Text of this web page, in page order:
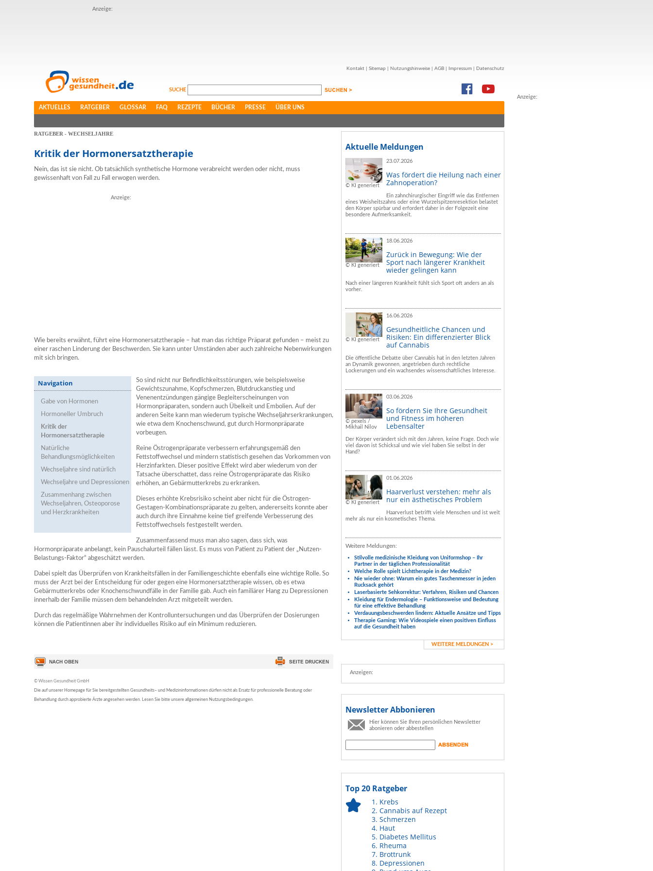
Anzeige:
Anzeige:
Kontakt Sitemap Nutzungshinweise AGB Impressum Datenschutz
SUCHE
AKTUELLES RATGEBER GLOSSAR FAQ REZEPTE BÜCHER PRESSE ÜBER UNS
RATGEBER - WECHSELJAHRE
Kritik der Hormonersatztherapie
Nein, das ist sie nicht. Ob tatsächlich synthetische Hormone verabreicht werden oder nicht, muss
gewissenhaft von Fall zu Fall erwogen werden.
Anzeige:
Wie bereits erwähnt, führt eine Hormonersatztherapie – hat man das richtige Präparat gefunden – meist zu
einer raschen Linderung der Beschwerden. Sie kann unter Umständen aber auch zahlreiche Nebenwirkungen
mit sich bringen.
Navigation
Gabe von Hormonen
Hormoneller Umbruch
Kritik der
Hormonersatztherapie
Natürliche
Behandlungsmöglichkeiten
Wechseljahre sind natürlich
Wechseljahre und Depressionen
Zusammenhang zwischen
Wechseljahren, Osteoporose
und Herzkrankheiten
So sind nicht nur Befindlichkeitsstörungen, wie beispielsweise
Gewichtszunahme, Kopfschmerzen, Blutdruckanstieg und
Venenentzündungen gängige Begleiterscheinungen von
Hormonpräparaten, sondern auch Übelkeit und Embolien. Auf der
anderen Seite kann man wiederum typische Wechseljahrserkrankungen,
wie etwa dem Knochenschwund, gut durch Hormonpräparate
vorbeugen.
Reine Östrogenpräparate verbessern erfahrungsgemäß den
Fettstoffwechsel und mindern statistisch gesehen das Vorkommen von
Herzinfarkten. Dieser positive Effekt wird aber wiederum von der
Tatsache überschattet, dass reine Östrogenpräparate das Risiko
erhöhen, an Gebärmutterkrebs zu erkranken.
Dieses erhöhte Krebsrisiko scheint aber nicht für die Östrogen-
Gestagen-Kombinationspräparate zu gelten, andererseits konnte aber
auch durch ihre Einnahme keine tief greifende Verbesserung des
Fettstoffwechsels festgestellt werden.
Zusammenfassend muss man also sagen, dass sich, was
Hormonpräparate anbelangt, kein Pauschalurteil fällen lässt. Es muss von Patient zu Patient der „Nutzen-
Belastungs-Faktor“ abgeschätzt werden.
Dabei spielt das Überprüfen von Krankheitsfällen in der Familiengeschichte ebenfalls eine wichtige Rolle. So
muss der Arzt bei der Entscheidung für oder gegen eine Hormonersatztherapie wissen, ob es etwa
Gebärmutterkrebs oder Knochenschwundfälle in der Familie gab. Auch ein familiärer Hang zu Depressionen
innerhalb der Familie müssen dem behandelnden Arzt mitgeteilt werden.
Durch das regelmäßige Wahrnehmen der Kontrolluntersuchungen und das Überprüfen der Dosierungen
können die Patientinnen aber ihr individuelles Risiko auf ein Minimum reduzieren.
© Wissen Gesundheit GmbH
Die auf unserer Homepage für Sie bereitgestellten Gesundheits– und Medizininformationen dürfen nicht als Ersatz für professionelle Beratung oder
Behandlung durch approbierte Ärzte angesehen werden. Lesen Sie bitte unsere allgemeinen Nutzungsbedingungen.
Aktuelle Meldungen
© KI generiert
23.07.2026
Was fördert die Heilung nach einer
Zahnoperation?
Ein zahnchirurgischer Eingriff wie das Entfernen
eines Weisheitszahns oder eine Wurzelspitzenresektion belastet
den Körper spürbar und erfordert daher in der Folgezeit eine
besondere Aufmerksamkeit.
© KI generiert
18.06.2026
Zurück in Bewegung: Wie der
Sport nach längerer Krankheit
wieder gelingen kann
Nach einer längeren Krankheit fühlt sich Sport oft anders an als
vorher.
© KI generiert
16.06.2026
Gesundheitliche Chancen und
Risiken: Ein differenzierter Blick
auf Cannabis
Die öffentliche Debatte über Cannabis hat in den letzten Jahren
an Dynamik gewonnen, angetrieben durch rechtliche
Lockerungen und ein wachsendes wissenschaftliches Interesse.
© pexels /
Mikhail Nilov
03.06.2026
So fördern Sie Ihre Gesundheit
und Fitness im höheren
Lebensalter
Der Körper verändert sich mit den Jahren, keine Frage. Doch wie
viel davon ist Schicksal und wie viel haben Sie selbst in der
Hand?
© KI generiert
01.06.2026
Haarverlust verstehen: mehr als
nur ein ästhetisches Problem
Haarverlust betrifft viele Menschen und ist weit
mehr als nur ein kosmetisches Thema.
Weitere Meldungen:
Stilvolle medizinische Kleidung von Uniformshop – Ihr
Partner in der täglichen Professionalität
Welche Rolle spielt Lichttherapie in der Medizin?
Nie wieder ohne: Warum ein gutes Taschenmesser in jeden
Rucksack gehört
Laserbasierte Sehkorrektur: Verfahren, Risiken und Chancen
Kleidung für Endermologie – Funktionsweise und Bedeutung
für eine effektive Behandlung
Verdauungsbeschwerden lindern: Aktuelle Ansätze und Tipps
Therapie Gaming: Wie Videospiele einen positiven Einfluss
auf die Gesundheit haben
WEITERE MELDUNGEN >
Anzeigen:
Newsletter Abbonieren
Hier können Sie Ihren persönlichen Newsletter
abonieren oder abbestellen
Top 20 Ratgeber
Krebs
Cannabis auf Rezept
Schmerzen
Haut
Diabetes Mellitus
Rheuma
Brottrunk
Depressionen